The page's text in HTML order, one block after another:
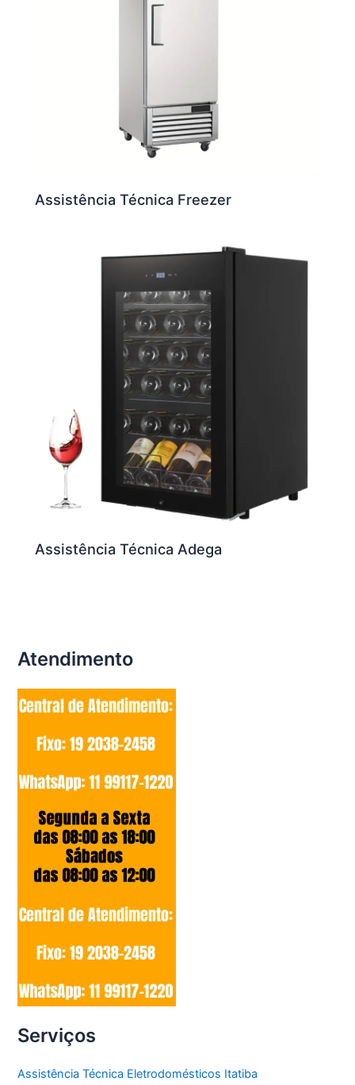
Assistência Técnica Freezer
Assistência Técnica Adega
Atendimento
Serviços
Assistência Técnica Eletrodomésticos Itatiba